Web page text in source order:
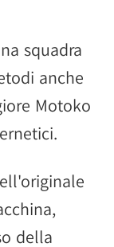
squadra
anche
Motoko
della